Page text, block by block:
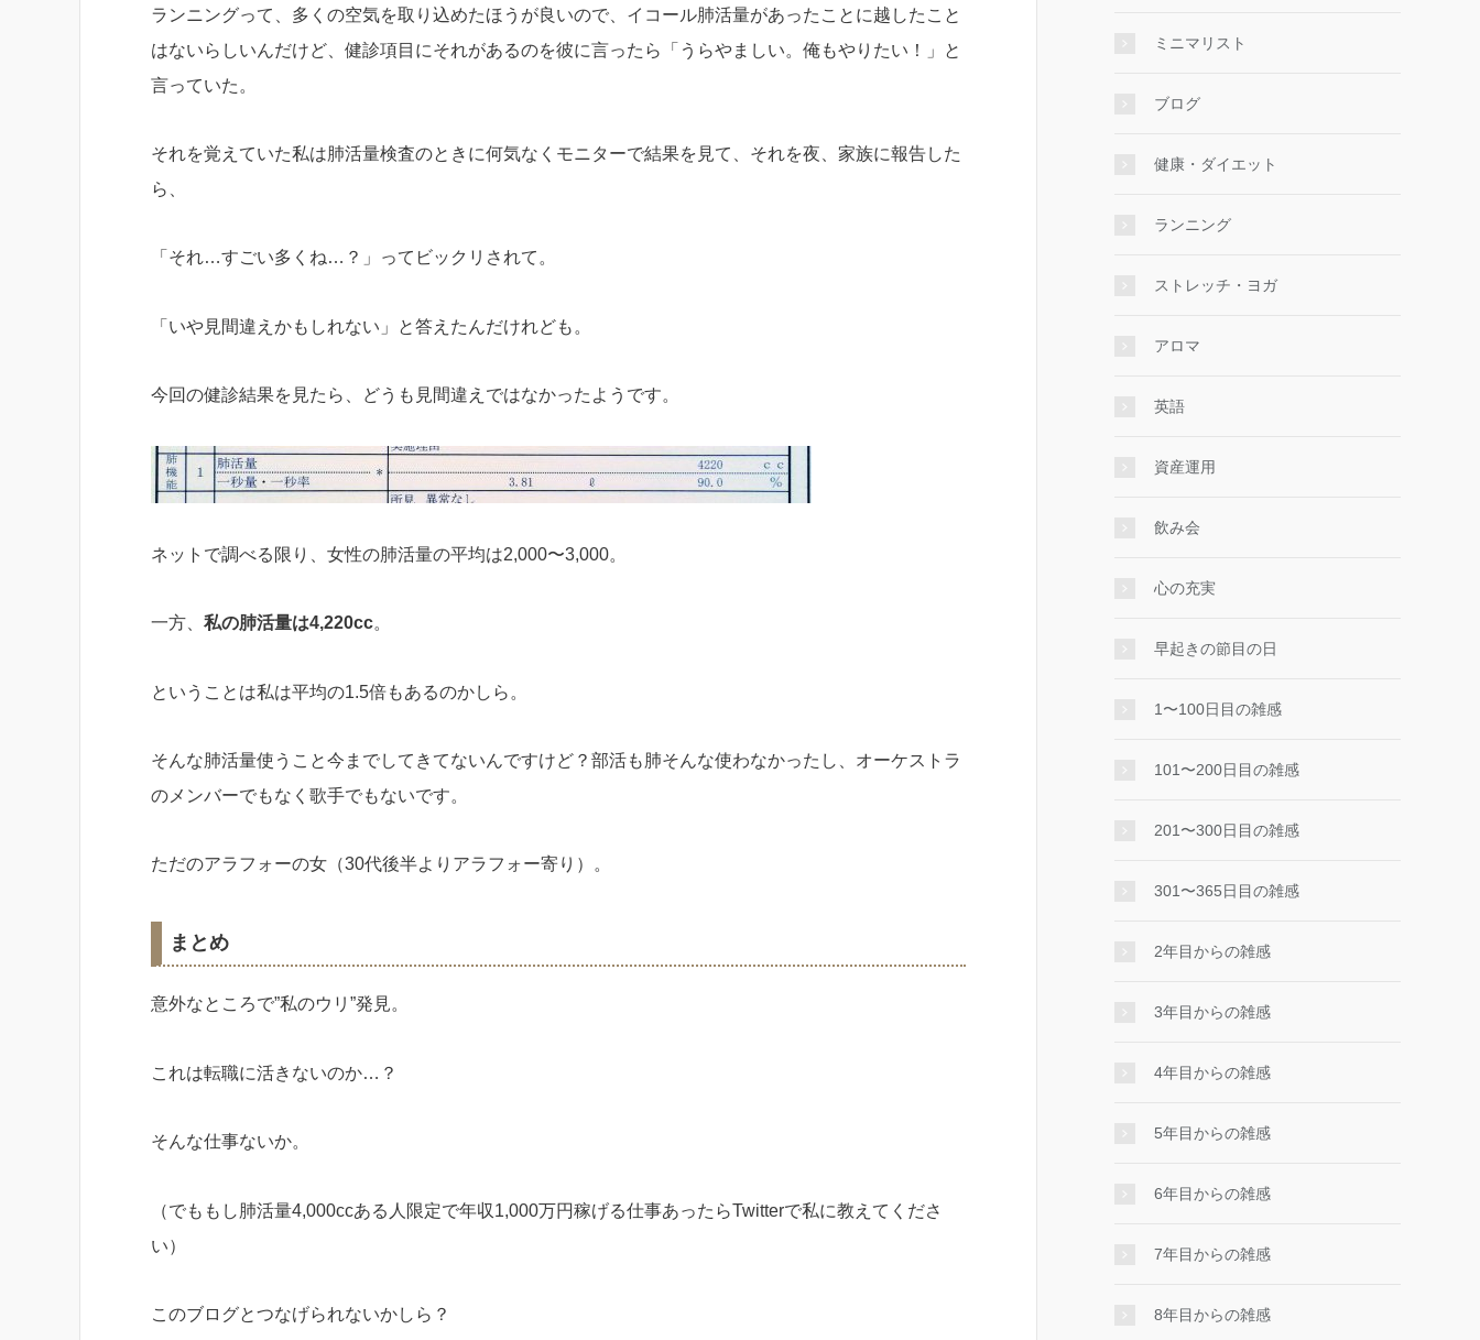
ランニングって、多くの空気を取り込めたほうが良いので、イコール肺活量があったことに越したこと
はないらしいんだけど、健診項目にそれがあるのを彼に言ったら「うらやましい。俺もやりたい！」と
言っていた。
それを覚えていた私は肺活量検査のときに何気なくモニターで結果を見て、それを夜、家族に報告した
ら、
「それ…すごい多くね…？」ってビックリされて。
「いや見間違えかもしれない」と答えたんだけれども。
今回の健診結果を見たら、どうも見間違えではなかったようです。
ネットで調べる限り、女性の肺活量の平均は2,000〜3,000。
一方、 私の肺活量は4,220cc。
ということは私は平均の1.5倍もあるのかしら。
そんな肺活量使うこと今までしてきてないんですけど？部活も肺そんな使わなかったし、オーケストラ
のメンバーでもなく歌手でもないです。
ただのアラフォーの女（30代後半よりアラフォー寄り）。
まとめ
意外なところで”私のウリ”発見。
これは転職に活きないのか…？
そんな仕事ないか。
（でももし肺活量4,000ccある人限定で年収1,000万円稼げる仕事あったらTwitterで私に教えてくださ
い）
このブログとつなげられないかしら？
ミニマリスト
ブログ
健康・ダイエット
ランニング
ストレッチ・ヨガ
アロマ
英語
資産運用
飲み会
心の充実
早起きの節目の日
1〜100日目の雑感
101〜200日目の雑感
201〜300日目の雑感
301〜365日目の雑感
2年目からの雑感
3年目からの雑感
4年目からの雑感
5年目からの雑感
6年目からの雑感
7年目からの雑感
8年目からの雑感